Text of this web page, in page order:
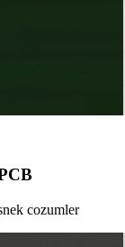
cozumler